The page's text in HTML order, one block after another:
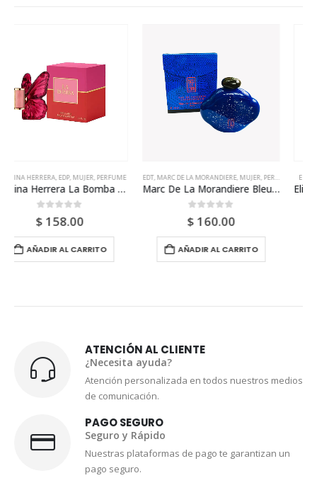
EDT ,MARC DE LA MORANDIERE,MUJER PERFUME
Marc De La Morandiere Bleu De Chine Edt 100ml Para Mujer
0out of 5
$160.00
AÑADIR AL CARRITO
EDP,ELIZABETH ARDEN,MUJER,PERFUME
Elizabeth Arden Red Door Revealed Edp 100ml Para Mujer
0out of 5
$69.00
AÑADIR AL CARRITO
ATENCIÓN AL CLIENTE
¿Necesita ayuda?
Atención personalizada en todos nuestros medios
de comunicación.
PAGO SEGURO
Seguro y Rápido
Nuestras plataformas de pago te garantizan un
pago seguro.